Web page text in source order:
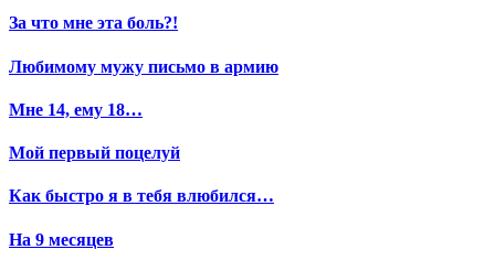
За что мне эта боль?!
Любимому мужу письмо в армию
Мне 14, ему 18…
Мой первый поцелуй
Как быстро я в тебя влюбился…
На 9 месяцев